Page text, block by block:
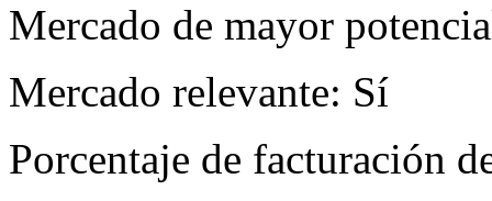
Mercado de mayor
Mercado relevante: Sí
Porcentaje de facturación